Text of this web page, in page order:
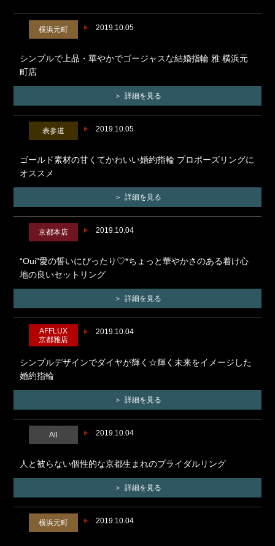
2019.10.05
横浜元町
シンプルで上品・華やかでゴージャスな結婚指輪 雅 横浜元
町店
詳細を見る
2019.10.05
表参道
ゴールド素材の甘くてかわいい婚約指輪 プロポーズリングに
オススメ
詳細を見る
2019.10.04
京都本店
“Oui”愛の誓いにぴったり♡*ちょっと華やかさのある着け心
地の良いセットリング
詳細を見る
2019.10.04
AFFLUX
京都雅店
シンプルデザインでダイヤが輝く☆輝く未来をイメージした
婚約指輪
詳細を見る
2019.10.04
All
人と被らない個性的な京都生まれのブライダルリング
詳細を見る
2019.10.04
横浜元町